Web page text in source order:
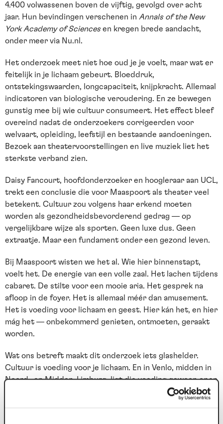
4.400 volwassenen boven de vijftig, gevolgd over acht
jaar. Hun bevindingen verschenen in Annals of the New
York Academy of Sciencesen kregen brede aandacht,
onder meer via Nu.nl.
Het onderzoek meet niet hoe oud je je voelt, maar wat er
feitelijk in je lichaam gebeurt. Bloeddruk,
ontstekingswaarden, longcapaciteit, knijpkracht. Allemaal
indicatoren van biologische veroudering. En ze bewegen
gunstig mee bij wie cultuur consumeert. Het effect bleef
overeind nadat de onderzoekers corrigeerden voor
welvaart, opleiding, leefstijl en bestaande aandoeningen.
Bezoek aan theatervoorstellingen en live muziek liet het
sterkste verband zien.
Daisy Fancourt, hoofdonderzoeker en hoogleraar aan UCL,
trekt een conclusie die voor Maaspoort als theater veel
betekent. Cultuur zou volgens haar erkend moeten
worden als gezondheidsbevorderend gedrag — op
vergelijkbare wijze als sporten. Geen luxe dus. Geen
extraatje. Maar een fundament onder een gezond leven.
Bij Maaspoort wisten we het al. Wie hier binnenstapt,
voelt het. De energie van een volle zaal. Het lachen tijdens
cabaret. De stilte voor een mooie aria. Het gesprek na
afloop in de foyer. Het is allemaal méér dan amusement.
Het is voeding voor lichaam en geest. Hier kán het, en hier
mág het — onbekommerd genieten, ontmoeten, geraakt
worden.
Wat ons betreft maakt dit onderzoek iets glashelder.
Cultuur is voeding voor je lichaam. En in Venlo, midden in
Noord- en Midden-Limburg, ligt die voeding gewoon open
en bloot voor je klaar. Kom langs. Pak een kaartje. Word er